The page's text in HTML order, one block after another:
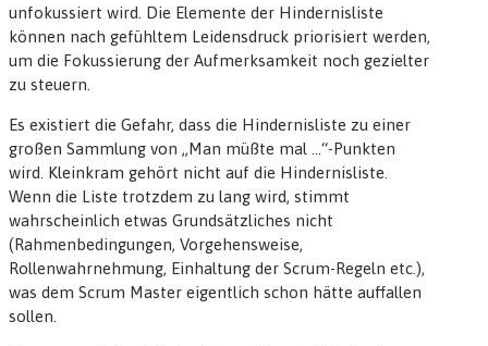
unfokussiert wird. Die Elemente der Hindernisliste
können nach gefühltem Leidensdruck priorisiert werden,
um die Fokussierung der Aufmerksamkeit noch gezielter
zu steuern.
Es existiert die Gefahr, dass die Hindernisliste zu einer
großen Sammlung von „Man müßte mal …“-Punkten
wird. Kleinkram gehört nicht auf die Hindernisliste.
Wenn die Liste trotzdem zu lang wird, stimmt
wahrscheinlich etwas Grundsätzliches nicht
(Rahmenbedingungen, Vorgehensweise,
Rollenwahrnehmung, Einhaltung der Scrum-Regeln etc.),
was dem Scrum Master eigentlich schon hätte auffallen
sollen.